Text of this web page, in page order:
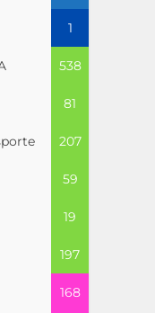
1
538
81
207
59
19
197
168